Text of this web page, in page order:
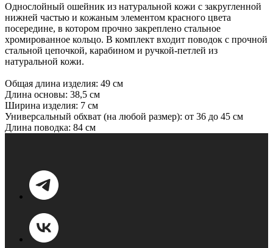
Однослойный ошейник из натуральной кожи с закругленной
нижней частью и кожаным элементом красного цвета
посередине, в котором прочно закреплено стальное
хромированное кольцо. В комплект входит поводок с прочной
стальной цепочкой, карабином и ручкой-петлей из
натуральной кожи.
Общая длина изделия: 49 см
Длина основы: 38,5 см
Ширина изделия: 7 см
Универсальный обхват (на любой размер): от 36 до 45 см
Длина поводка: 84 см